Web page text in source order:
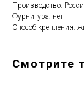
Производство:
Фурнитура: нет
Способ крепления:
Смотрите